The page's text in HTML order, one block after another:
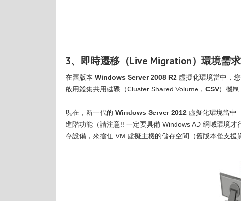
3、即時遷移（Live Migration）環境需求
在舊版本 Windows Server 2008 R2 虛擬化環境當中，您
啟用叢集共用磁碟（Cluster Shared Volume， CSV）機
現在，新一代的 Windows Server 2012 虛擬化環境當中
進階功能（請注意!! 一定要具備 Windows AD 網域環境才
存設備，來擔任 VM 虛擬主機的儲存空間（舊版本僅支援